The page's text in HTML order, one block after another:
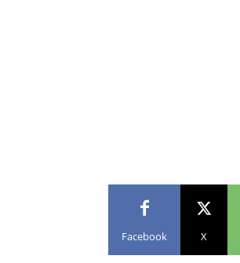
Facebook X